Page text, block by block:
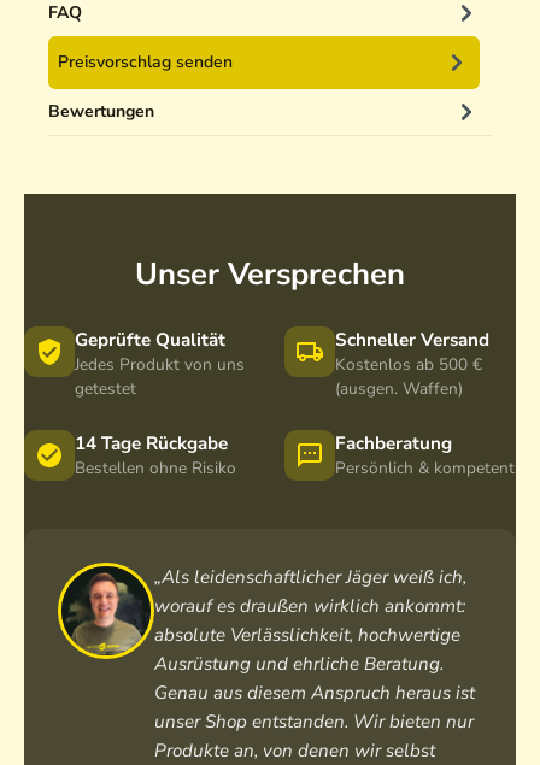
FAQ
Preisvorschlag senden
Bewertungen
Unser Versprechen
Geprüfte Qualität
Jedes Produkt von uns
getestet
Schneller Versand
Kostenlos ab 500 €
(ausgen. Waffen)
14 Tage Rückgabe
Bestellen ohne Risiko
Fachberatung
Persönlich & kompetent
„Als leidenschaftlicher Jäger weiß ich,
worauf es draußen wirklich ankommt:
absolute Verlässlichkeit, hochwertige
Ausrüstung und ehrliche Beratung.
Genau aus diesem Anspruch heraus ist
unser Shop entstanden. Wir bieten nur
Produkte an, von denen wir selbst